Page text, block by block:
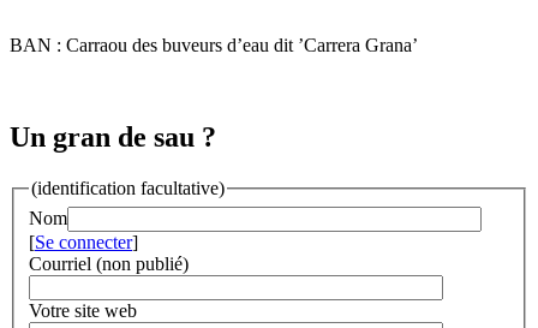
BAN : Carraou des buveurs d’eau dit ’Carrera Grana’
Un gran de sau ?
(identification facultative)
Nom
[Se connecter]
Courriel (non publié)
Votre site web